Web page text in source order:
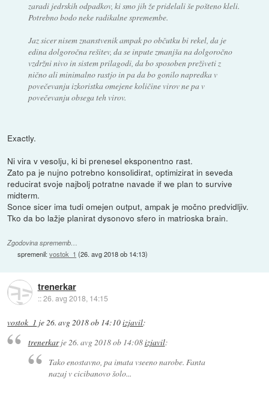
zaradi jedrskih odpadkov, ki smo jih že pridelali še pošteno kleli.
Potrebno bodo neke radikalne spremembe.
Jaz sicer nisem znanstvenik ampak po občutku bi rekel, da je
edina dolgoročna rešitev, da se inpute zmanjša na dolgoročno
vzdržni nivo in sistem prilagodi, da bo sposoben preživeti z
nično ali minimalno rastjo in pa da bo gonilo napredka v
povečevanju izkoristka omejene količine virov ne pa v
povečevanju obsega teh virov.
Exactly.
Ni vira v vesolju, ki bi prenesel eksponentno rast.
Zato pa je nujno potrebno konsolidirat, optimizirat in seveda
reducirat svoje najbolj potratne navade if we plan to survive
midterm.
Sonce sicer ima tudi omejen output, ampak je močno predvidljiv.
Tko da bo lažje planirat dysonovo sfero in matrioska brain.
Zgodovina sprememb…
spremenil:vostok_1 (26. avg 2018 ob 14:13)
trenerkar
::26. avg 2018, 14:15
vostok_1 je 26. avg 2018 ob 14:10izjavil:
trenerkarje26. avg 2018 ob 14:08izjavil:
Tako enostavno, pa imata vseeno narobe. Fanta
nazaj v cicibanovo šolo...